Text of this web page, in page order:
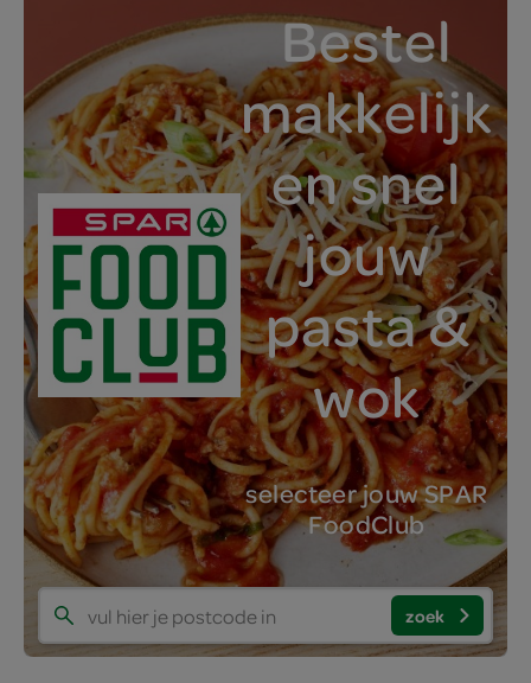
Bestel
makkelijk
en snel
jouw
pasta &
wok
selecteer jouw SPAR
FoodClub
zoek